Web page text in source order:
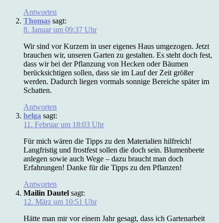
Antworten
Thomas sagt:
8. Januar um 09:37 Uhr
Wir sind vor Kurzem in user eigenes Haus umgezogen. Jetzt
brauchen wir, unseren Garten zu gestalten. Es steht doch fest,
dass wir bei der Pflanzung von Hecken oder Bäumen
berücksichtigen sollen, dass sie im Lauf der Zeit größer
werden. Dadurch liegen vormals sonnige Bereiche später im
Schatten.
Antworten
helga sagt:
11. Februar um 18:03 Uhr
Für mich wären die Tipps zu den Materialien hilfreich!
Langfristig und frostfest sollen die doch sein. Blumenbeete
anlegen sowie auch Wege – dazu braucht man doch
Erfahrungen! Danke für die Tipps zu den Pflanzen!
Antworten
Mailin Dautel sagt:
12. März um 10:51 Uhr
Hätte man mir vor einem Jahr gesagt, dass ich Gartenarbeit